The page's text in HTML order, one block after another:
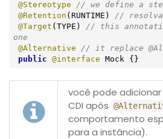
@Stereotype
// we define a
@Retention (RUNTIME)
//
@Target (TYPE)
// this
one
@Alternative
// it replace
public @interface Mock {}
você pode
CDI após
comportamento
para a instância).